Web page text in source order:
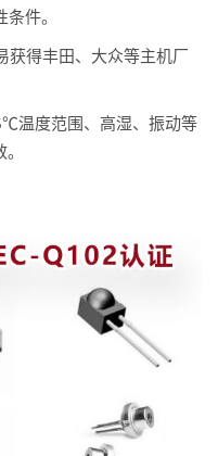
件。
获得丰田、大众等主机厂
温度范围、高湿、振动等